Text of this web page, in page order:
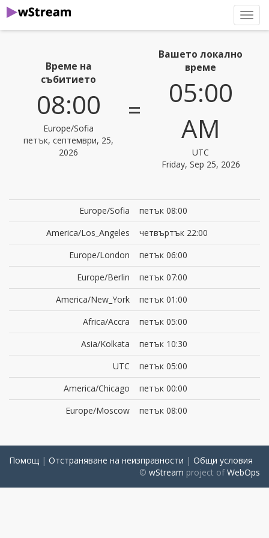
Време на
събитието
08:00
Europe/Sofia
петък, септември, 25,
2026
=
Вашето локално
време
05:00
AM
UTC
Friday, Sep 25, 2026
Europe/Sofia
петък 08:00
America/Los_Angeles
четвъртък 22:00
Europe/London
петък 06:00
Europe/Berlin
петък 07:00
America/New_York
петък 01:00
Africa/Accra
петък 05:00
Asia/Kolkata
петък 10:30
UTC
петък 05:00
America/Chicago
петък 00:00
Europe/Moscow
петък 08:00
Помощ | Отстраняване на неизправности | Общи условия
© wStream project ofWebOps